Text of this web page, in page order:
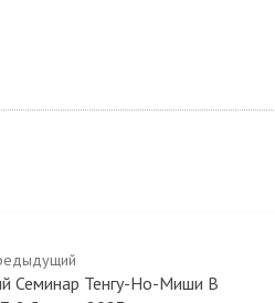
Семинар Тенгу-Но-Миши В